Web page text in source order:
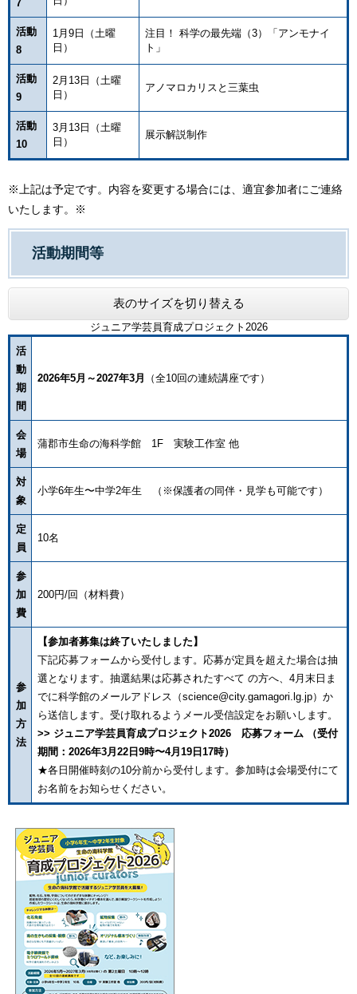
7
活動
8
1月9日（土曜
日）
注目！ 科学の最先端（3）「アンモナイ
ト」
活動
9
2月13日（土曜
日）
アノマロカリスと三葉虫
活動
10
3月13日（土曜
日）
展示解説制作
※上記は予定です。内容を変更する場合には、適宜参加者にご連絡
いたします。※
活動期間等
表のサイズを切り替える
ジュニア学芸員育成プロジェクト2026
活
動
期
間
2026年5月 ～2027年3月 （全10回の連続講座です）
会
場
蒲郡市生命の海科学館 1F 実験工作室 他
対
象
小学6年生〜中学2年生 （※保護者の同伴・見学も可能です）
定
員
10名
参
加
費
200円/回（材料費）
参
加
方
法
【参加者募集は終了いたしました】
下記応募フォームから受付します。応募が定員を超えた場合は抽
選となります。抽選結果は応募されたすべて の方へ、4月末日ま
でに科学館のメールアドレス（science@city.gamagori.lg.jp）か
ら送信します。受け取れるようメール受信設定をお願いします。
>> ジュニア学芸員育成プロジェクト2026 応募フォーム（受付
期間：2026年3月22日9時〜4月19日17時）
★各日開催時刻の10分前から受付します。参加時は会場受付にて
お名前をお知らせください。